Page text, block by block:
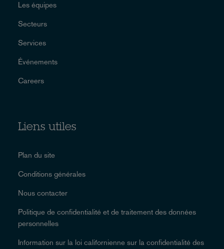
Les équipes
Secteurs
Services
Événements
Careers
Liens utiles
Plan du site
Conditions générales
Nous contacter
Politique de confidentialité et de traitement des données
personnelles
Information sur la loi californienne sur la confidentialité des